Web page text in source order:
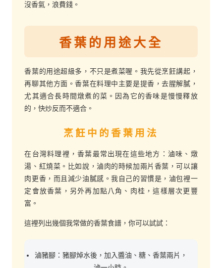
沒香氣，浪費錢。
香葉的用途大全
香葉的用途超級多，不只是煮菜喔。我先從烹飪講起，
再聊其他方面。香葉在料理中主要是提香，去腥解膩，
尤其適合長時間燉煮的菜。因為它的香味是慢慢釋放
的，快炒反而不適合。
烹飪中的香葉用法
在台灣料理裡，香葉最常出現在這些地方：滷味、燉
湯、紅燒菜。比如說，滷肉的時候加兩片香葉，可以讓
肉更香，而且減少油膩感。我自己的習慣是，滷包裡一
定會放香葉，另外再加點八角、肉桂，這樣層次更豐
富。
這裡列出幾個我常做的香葉食譜，你可以試試：
滷豬腳：豬腳焯水後，加入醬油、糖、香葉兩片，